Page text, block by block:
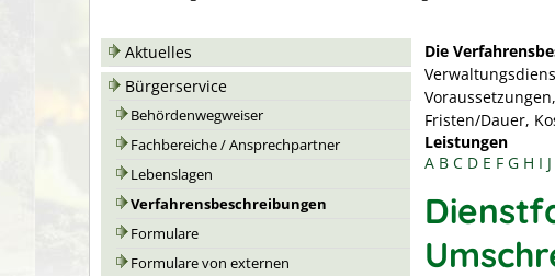
Aktuelles
Bürgerservice
Behördenwegweiser
Fachbereiche / Ansprechpartner
Lebenslagen
Verfahrensbeschreibungen
Formulare
Formulare von externen
Die
Fristen/Dauer,
Leistungen
A B C D E F G H I J